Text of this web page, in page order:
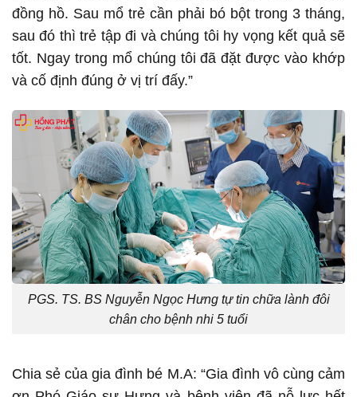
đồng hồ. Sau mổ trẻ cần phải bó bột trong 3 tháng,
sau đó thì trẻ tập đi và chúng tôi hy vọng kết quả sẽ
tốt. Ngay trong mổ chúng tôi đã đặt được vào khớp
và cố định đúng ở vị trí đấy.”
PGS. TS. BS Nguyễn Ngọc Hưng tự tin chữa lành đôi
chân cho bệnh nhi 5 tuổi
Chia sẻ của gia đình bé M.A: “Gia đình vô cùng cảm